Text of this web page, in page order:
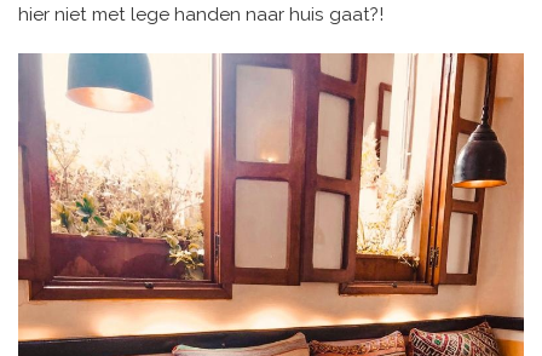
hier niet met lege handen naar huis gaat?!